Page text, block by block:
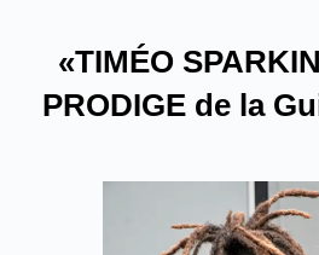
«TIMÉO
PRODIGE de la